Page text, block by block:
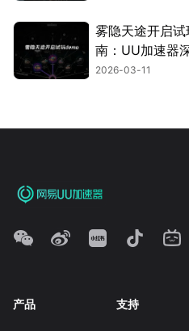
雾隐天途开启
南：UU加速器
2026-03-11
产品 支持